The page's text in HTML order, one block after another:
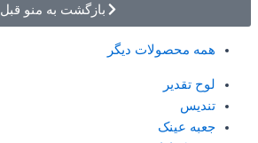
بازگشت به منو قبل
همه محصولات دیگر
لوح تقدیر
تندیس
جعبه عینک